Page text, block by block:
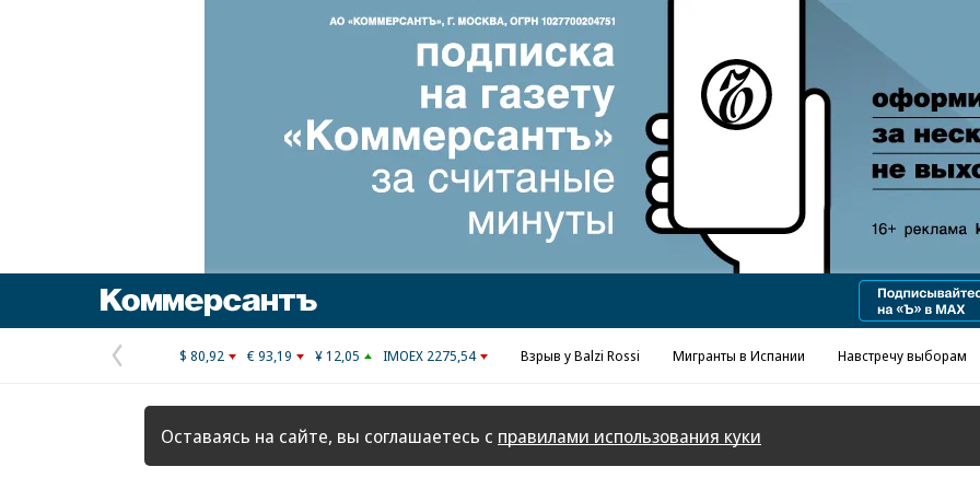
Предыдущая
страница
$ 80,92 € 93,19 ¥ 12,05 IMOEX 2275,54 Взрыв у Balzi Rossi Мигранты в Испании Навстречу выборам
Оставаясь на сайте, вы соглашаетесь с правилами использования куки